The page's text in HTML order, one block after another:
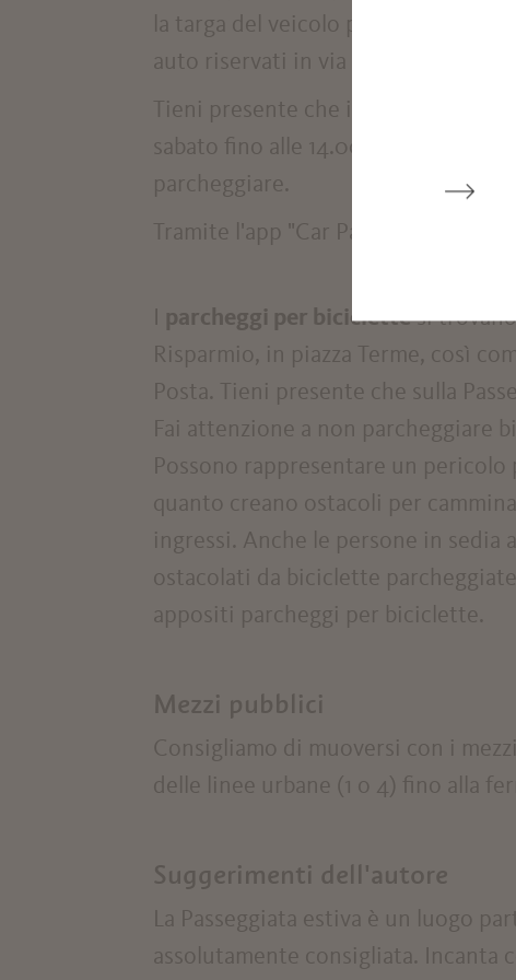
la targa del veicolo presso il
auto riservati in via Franz
Tieni presente che il Mercato
sabato fino alle 14.00 (da marzo a
parcheggiare.
Tramite l'app "Car Park Finder"
parcheggi per biciclettesi
Risparmio, in piazza Terme, così
Posta. Tieni presente che sulla
Fai attenzione a non
Possono rappresentare un
quanto creano ostacoli per
ingressi. Anche le persone in sedia
ostacolati da biciclette
appositi parcheggi per biciclette.
Mezzi pubblici
Consigliamo di muoversi con i
delle linee urbane (1 o 4) fino alla
Suggerimenti dell'autore
La Passeggiata estiva è un luogo
assolutamente consigliata. Incanta